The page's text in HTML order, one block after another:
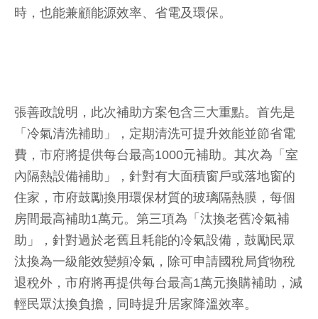
時，也能兼顧能源效率、省電及環保。
張善政說明，此次補助方案包含三大重點。首先是
「冷氣清洗補助」，定期清洗可提升效能並節省電
費，市府將提供每台最高1000元補助。其次為「室
內隔熱設備補助」，針對有大面積窗戶或落地窗的
住家，市府鼓勵換用環保材質的玻璃隔熱膜，每個
房間最高補助1萬元。第三項為「汰換老舊冷氣補
助」，針對過於老舊且耗能的冷氣設備，鼓勵民眾
汰換為一級能效變頻冷氣，除可申請國稅局貨物稅
退稅外，市府將再提供每台最高1萬元換購補助，減
輕民眾汰換負擔，同時提升居家降溫效率。